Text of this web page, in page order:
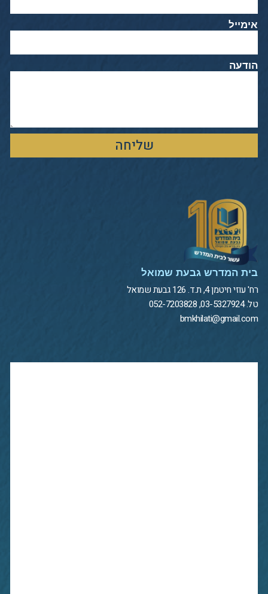
אימייל
הודעה
שליחה
בית המדרש גבעת שמואל
רח' עוזי חיטמן 4, ת.ד. 126 גבעת שמואל
טל. 03-5327924, 052-7203828
bmkhilati@gmail.com